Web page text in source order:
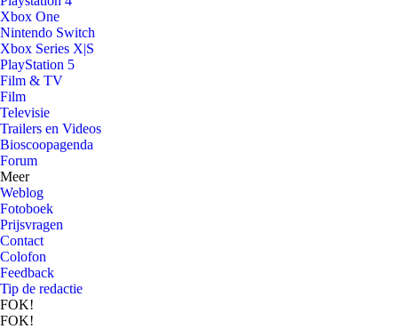
Xbox One
Nintendo Switch
Xbox Series X|S
PlayStation 5
Film & TV
Film
Televisie
Trailers en Videos
Bioscoopagenda
Forum
Meer
Weblog
Fotoboek
Prijsvragen
Contact
Colofon
Feedback
Tip de redactie
FOK!
FOK!